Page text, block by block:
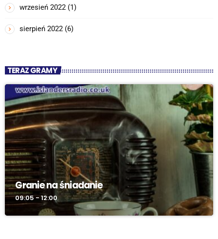
wrzesień 2022 (1)
sierpień 2022 (6)
TERAZ GRAMY
Granie na śniadanie
09:05 - 12:00